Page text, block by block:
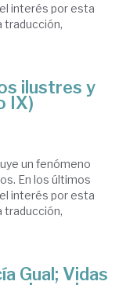
interés por esta
traducción,
ilustres y
IX)
un fenómeno
En los últimos
interés por esta
traducción,
Gual; Vidas